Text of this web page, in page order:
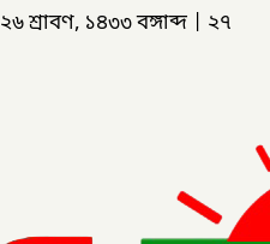
২৬ শ্রাবণ, ১৪৩৩ বঙ্গাব্দ
২৭